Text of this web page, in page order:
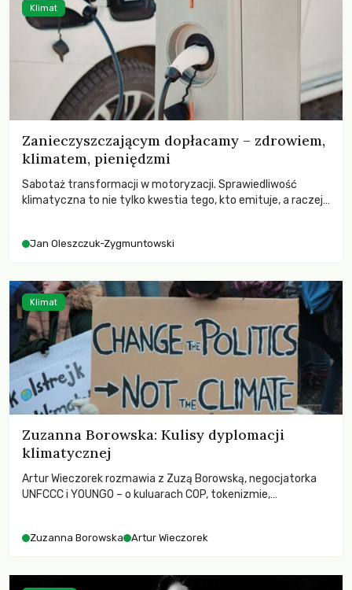
Zanieczyszczającym dopłacamy – zdrowiem,
klimatem, pieniędzmi
Sabotaż transformacji w motoryzacji. Sprawiedliwość
klimatyczna to nie tylko kwestia tego, kto emituje, a raczej
Jan Oleszczuk-Zygmuntowski
Klimat
Zuzanna Borowska: Kulisy dyplomacji
klimatycznej
Artur Wieczorek rozmawia z Zuzą Borowską, negocjatorka
UNFCCC i YOUNGO – o kuluarach COP, tokenizmie,
Zuzanna Borowska Artur Wieczorek
Klimat